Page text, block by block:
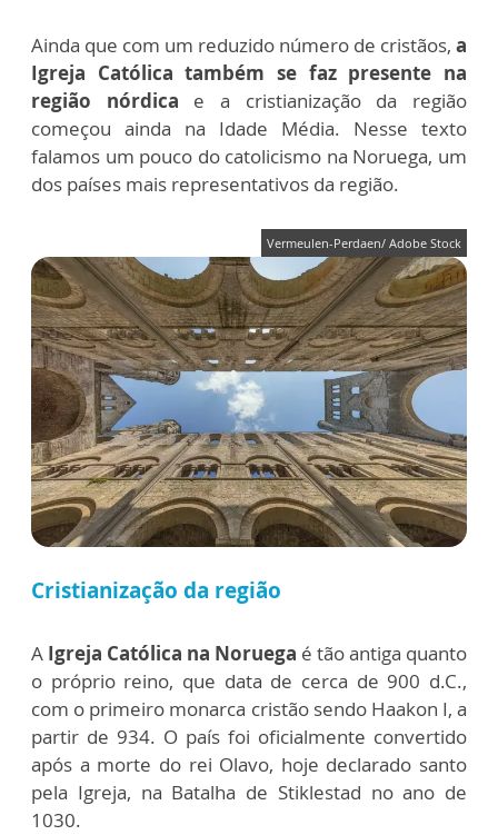
Ainda que com um reduzido número de cristãos, a
Igreja Católica também se faz presente na
região nórdica e a cristianização da região
começou ainda na Idade Média. Nesse texto
falamos um pouco do catolicismo na Noruega, um
dos países mais representativos da região.
Vermeulen-Perdaen/ Adobe Stock
Cristianização da região
A Igreja Católica na Noruega é tão antiga quanto
o próprio reino, que data de cerca de 900 d.C.,
com o primeiro monarca cristão sendo Haakon I, a
partir de 934. O país foi oficialmente convertido
após a morte do rei Olavo, hoje declarado santo
pela Igreja, na Batalha de Stiklestad no ano de
1030.